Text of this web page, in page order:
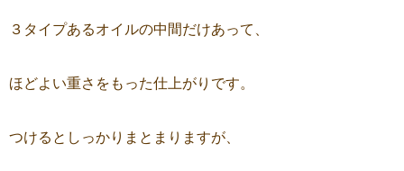
３タイプあるオイルの中間だけあって、
ほどよい重さをもった仕上がりです。
つけるとしっかりまとまりますが、